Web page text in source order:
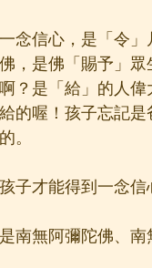
念信心，是「令
，是佛「賜予」
？是「給」的人
的喔！孩子忘記
。
子才能得到一念
南無阿彌陀佛、